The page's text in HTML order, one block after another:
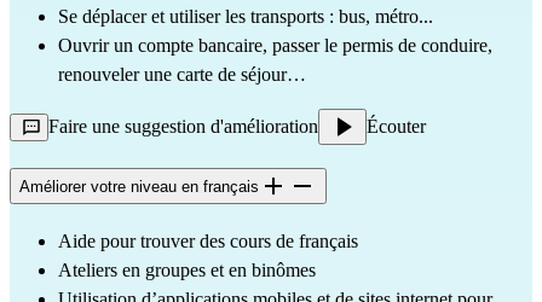
Se déplacer et utiliser les transports : bus, métro...
Ouvrir un compte bancaire, passer le permis de conduire,
renouveler une carte de séjour…
Faire une suggestion d'amélioration Écouter
Améliorer votre niveau en français
Aide pour trouver des cours de français
Ateliers en groupes et en binômes